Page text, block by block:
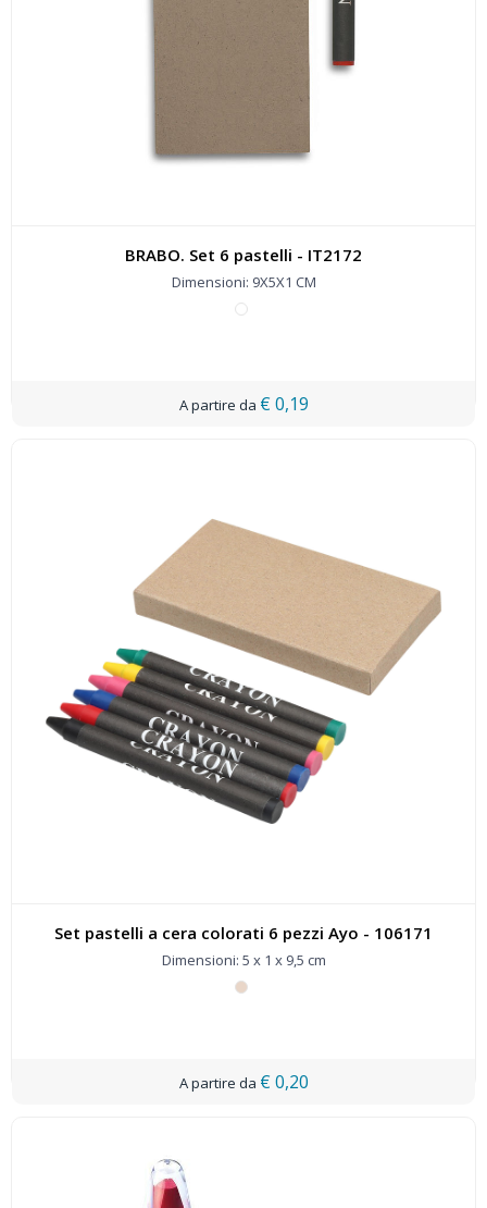
BRABO. Set 6 pastelli - IT2172
Dimensioni: 9X5X1 CM
€ 0,19
Set pastelli a cera colorati 6 pezzi Ayo - 106171
Dimensioni: 5 x 1 x 9,5 cm
€ 0,20